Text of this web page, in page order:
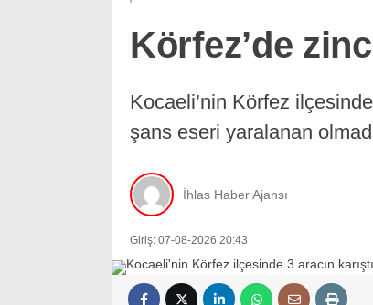
Körfez’de
Kocaeli’nin Körfez
şans eseri yaralanan
İhlas Haber Ajansı
Giriş: 07-08-2026 20:43